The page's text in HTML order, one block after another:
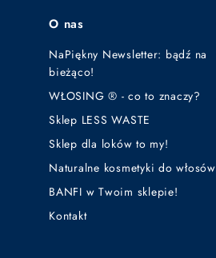
O nas
NaPiękny Newsletter: bądź na
bieżąco!
WŁOSING ® - co to znaczy?
Sklep LESS WASTE
Sklep dla loków to my!
Naturalne kosmetyki do włosów
BANFI w Twoim sklepie!
Kontakt